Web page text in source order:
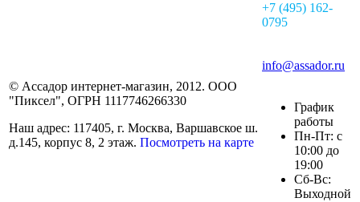
© Ассадор интернет-магазин, 2012. ООО
"Пиксел", ОГРН 1117746266330
Наш адрес: 117405, г. Москва, Варшавское ш.
д.145, корпус 8, 2 этаж. Посмотреть на карте
+7 (495) 162-
0795
info@assador.ru
График
работы
Пн-Пт: с
10:00 до
19:00
Сб-Вс:
Выходной